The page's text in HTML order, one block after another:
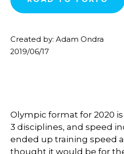
Created by: Adam Ondra
2019/06/17
Olympic format for 2020
3 disciplines, and speed
ended up training speed
thought it would be for